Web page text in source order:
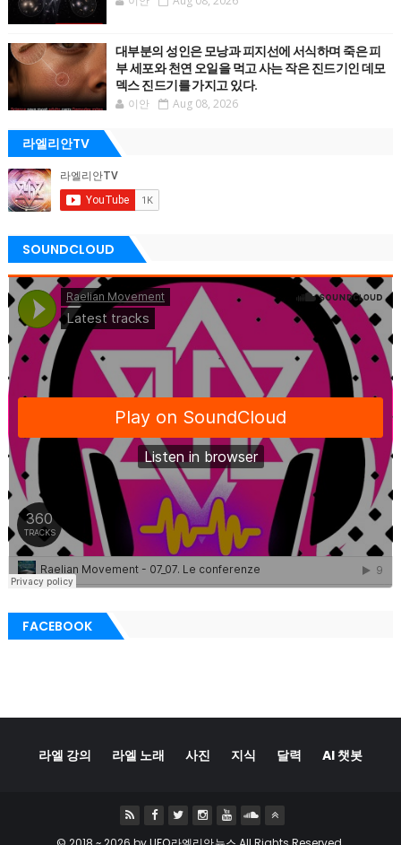
대부분의 성인은 모낭과 피지선에 서식하며 죽은 피
부 세포와 천연 오일을 먹고 사는 작은 진드기인 데모
덱스 진드기를 가지고 있다.
이안 Aug 08, 2026
라엘리안TV
SOUNDCLOUD
FACEBOOK
라엘 강의 라엘 노래 사진 지식 달력 AI 챗봇